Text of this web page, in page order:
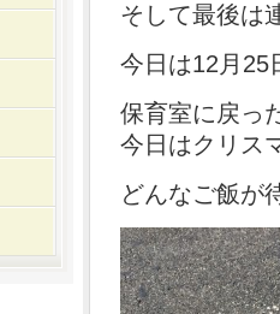
そして最後は
今日は12月
保育室に戻っ
今日はクリス
どんなご飯が